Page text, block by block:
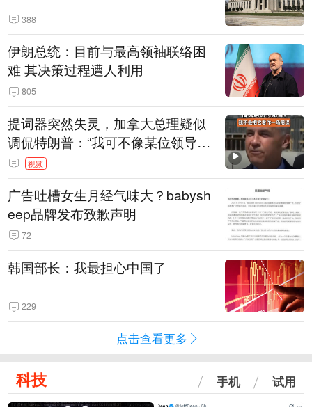
388
伊朗总统：目前与最高领袖联络困
难 其决策过程遭人利用
805
提词器突然失灵，加拿大总理疑似
调侃特朗普：“我可不像某位领导
人，把这当成一场阴谋”，全场哄笑
视频
广告吐槽女生月经气味大？babysh
eep品牌发布致歉声明
72
韩国部长：我最担心中国了
229
点击查看更多
科技 手机 试用